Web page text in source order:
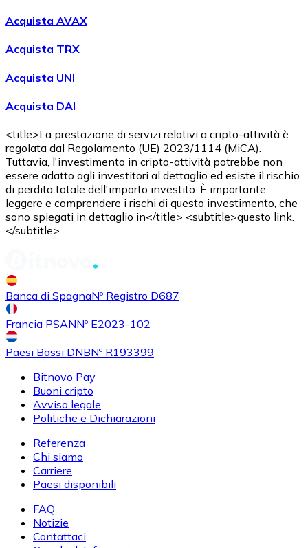
Acquista AVAX
Acquista TRX
Acquista UNI
Acquista DAI
<title>La prestazione di servizi relativi a cripto-attività è
regolata dal Regolamento (UE) 2023/1114 (MiCA).
Tuttavia, l'investimento in cripto-attività potrebbe non
essere adatto agli investitori al dettaglio ed esiste il rischio
di perdita totale dell'importo investito. È importante
leggere e comprendere i rischi di questo investimento, che
sono spiegati in dettaglio in</title> <subtitle>questo link.
</subtitle>
Banca di SpagnaNº Registro D687
Francia PSANNº E2023-102
Paesi Bassi DNBNº R193399
Bitnovo Pay
Buoni cripto
Avviso legale
Politiche e Dichiarazioni
Referenza
Chi siamo
Carriere
Paesi disponibili
FAQ
Notizie
Contattaci